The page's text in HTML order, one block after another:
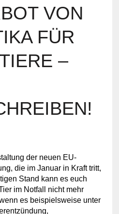
VON
FÜR
–
der neuen EU-
die im Januar in Kraft tritt,
Stand kann es euch
im Notfall nicht mehr
es beispielsweise unter